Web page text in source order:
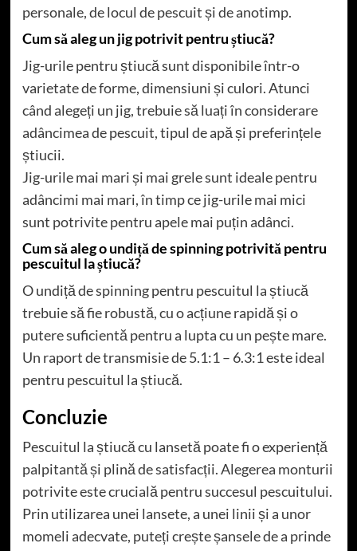
personale, de locul de pescuit și de anotimp.
Cum să aleg un jig potrivit pentru știucă?
Jig-urile pentru știucă sunt disponibile într-o
varietate de forme, dimensiuni și culori. Atunci
când alegeți un jig, trebuie să luați în considerare
adâncimea de pescuit, tipul de apă și preferințele
știucii.
Jig-urile mai mari și mai grele sunt ideale pentru
adâncimi mai mari, în timp ce jig-urile mai mici
sunt potrivite pentru apele mai puțin adânci.
Cum să aleg o undiță de spinning potrivită pentru
pescuitul la știucă?
O undiță de spinning pentru pescuitul la știucă
trebuie să fie robustă, cu o acțiune rapidă și o
putere suficientă pentru a lupta cu un pește mare.
Un raport de transmisie de 5.1:1 – 6.3:1 este ideal
pentru pescuitul la știucă.
Concluzie
Pescuitul la știucă cu lansetă poate fi o experiență
palpitantă și plină de satisfacții. Alegerea monturii
potrivite este crucială pentru succesul pescuitului.
Prin utilizarea unei lansete, a unei linii și a unor
momeli adecvate, puteți crește șansele de a prinde